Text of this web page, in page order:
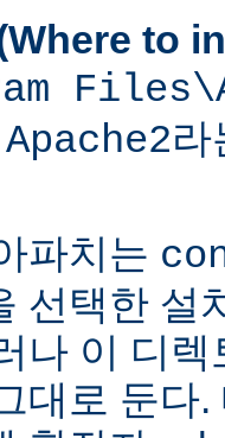
to
Apache2라
파치는
선택한 설
나 이 디
대로 둔다